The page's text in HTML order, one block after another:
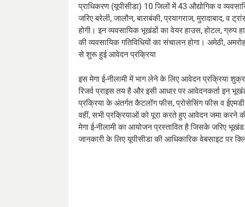
प्राधिकरण (यूपीसीडा) 10 जिलों में 43 औद्योगिक व
जरिए बरेली, जालौन, बाराबंकी, प्रयागराज, मुरादाबाद, व
होगी। इन व्यवसायिक भूखंडों का वेयर हाउस, होटल, ग्रुप
की व्यवसायिक गतिविधियों का संचालन होगा। अमेठी,
से शुरू हुई आवेदन प्रक्रिया
इस मेगा ई-नीलामी में भाग लेने के लिए आवेदन प्रक्रिया
रिजर्व प्राइस तय है और इसी आधार पर आवेदनकर्ता इन
प्रक्रिया के अंतर्गत कैटलॉग फीस, प्रोसेसिंग फीस व
वहीं, सभी प्रक्रियाओं को पूरा करते हुए आवेदन जमा करने
मेगा ई-नीलामी का आयोजन प्रस्तावित है जिसके जरिए
जानकारी के लिए यूपीसीडा की आधिकारिक वेबसाइट पर